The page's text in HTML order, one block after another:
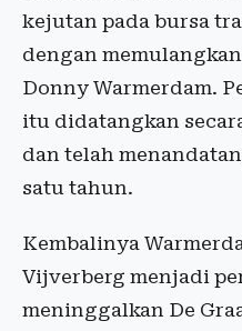
kejutan pada bursa
dengan
Donny Warmerdam.
itu didatangkan
dan telah
satu tahun.
Kembalinya
Vijverberg menjadi
meninggalkan De